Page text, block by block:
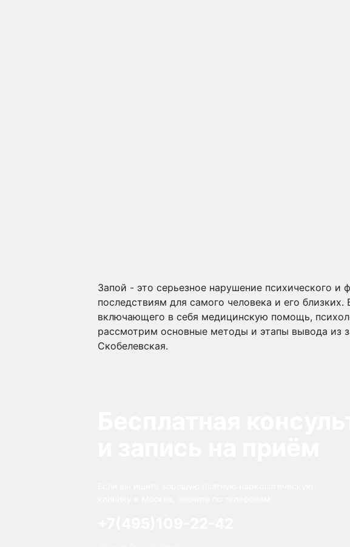
Запой - это серьезное нарушение психического
последствиям для самого человека и его
включающего в себя медицинскую помощь,
рассмотрим основные методы и этапы вывода из
Скобелевская.